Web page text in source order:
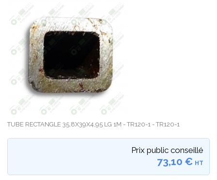
TUBE RECTANGLE 35,8X39X4,95 LG 1M - TR120-1 - TR120-1
Prix public conseillé
73,10 € HT